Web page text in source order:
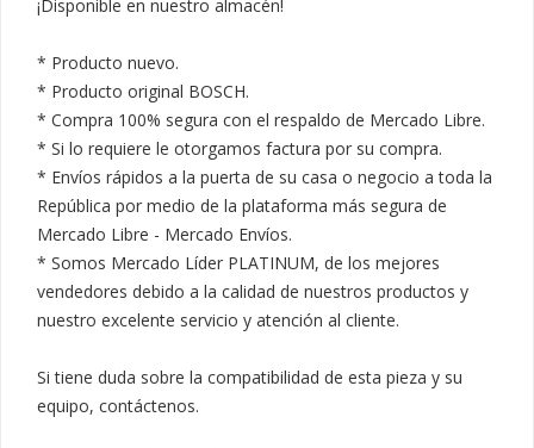
¡Disponible en nuestro almacén!
* Producto nuevo.
* Producto original BOSCH.
* Compra 100% segura con el respaldo de Mercado Libre.
* Si lo requiere le otorgamos factura por su compra.
* Envíos rápidos a la puerta de su casa o negocio a toda la
República por medio de la plataforma más segura de
Mercado Libre - Mercado Envíos.
* Somos Mercado Líder PLATINUM, de los mejores
vendedores debido a la calidad de nuestros productos y
nuestro excelente servicio y atención al cliente.
Si tiene duda sobre la compatibilidad de esta pieza y su
equipo, contáctenos.